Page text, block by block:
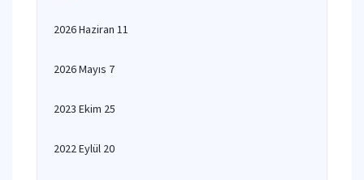
2026 Haziran 11
2026 Mayıs 7
2023 Ekim 25
2022 Eylül 20